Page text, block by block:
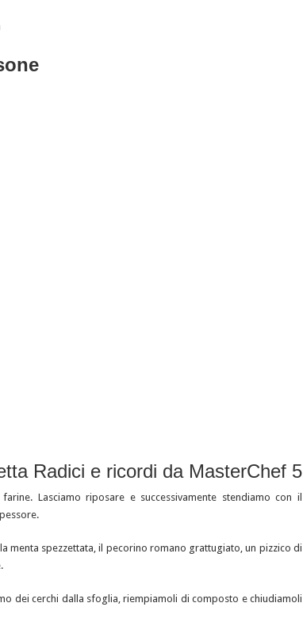
Radici e ricordi da MasterChef 5
Lasciamo riposare e successivamente stendiamo con il
menta spezzettata, il pecorino romano grattugiato, un pizzico di
dei cerchi dalla sfoglia, riempiamoli di composto e chiudiamoli